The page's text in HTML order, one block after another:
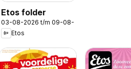
Etos folder
03-08-2026 t/m 09-08-2026
Etos